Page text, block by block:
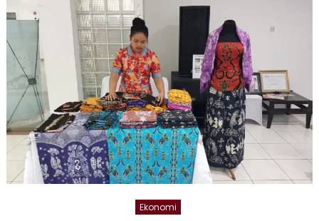
BPS
se-
Malut
Ekonomi